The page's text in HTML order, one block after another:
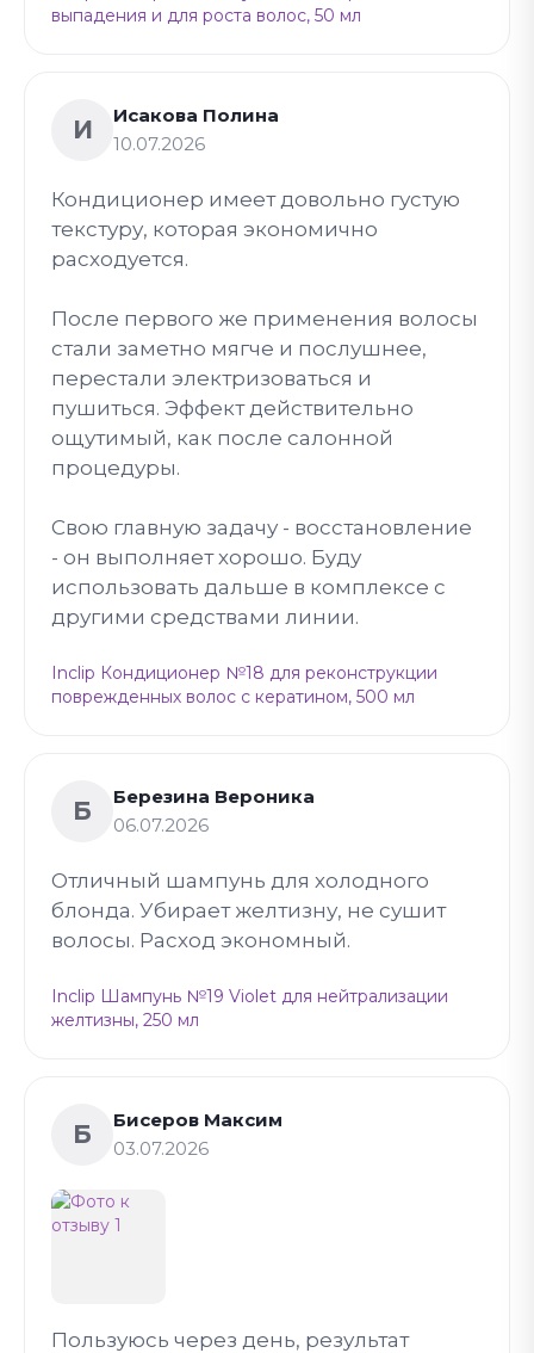
выпадения и для роста волос, 50 мл
И
Исакова Полина
10.07.2026
Кондиционер имеет довольно густую
текстуру, которая экономично
расходуется.
После первого же применения волосы
стали заметно мягче и послушнее,
перестали электризоваться и
пушиться. Эффект действительно
ощутимый, как после салонной
процедуры.
Свою главную задачу - восстановление
- он выполняет хорошо. Буду
использовать дальше в комплексе с
другими средствами линии.
Inclip Кондиционер №18 для реконструкции
поврежденных волос с кератином, 500 мл
Б
Березина Вероника
06.07.2026
Отличный шампунь для холодного
блонда. Убирает желтизну, не сушит
волосы. Расход экономный.
Inclip Шампунь №19 Violet для нейтрализации
желтизны, 250 мл
Б
Бисеров Максим
03.07.2026
Пользуюсь через день, результат